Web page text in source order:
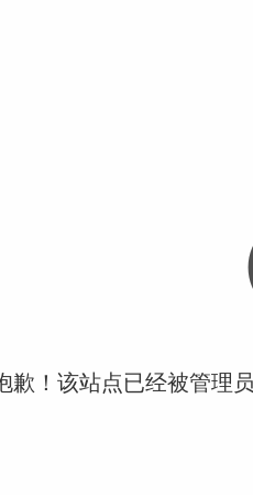
歉！该站点已经被管理